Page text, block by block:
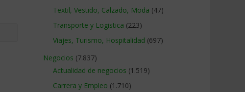
Textil, Vestido, Calzado, Moda (47)
Transporte y Logistica (223)
Viajes, Turismo, Hospitalidad (697)
Negocios (7.837)
Actualidad de negocios (1.519)
Carrera y Empleo (1.710)